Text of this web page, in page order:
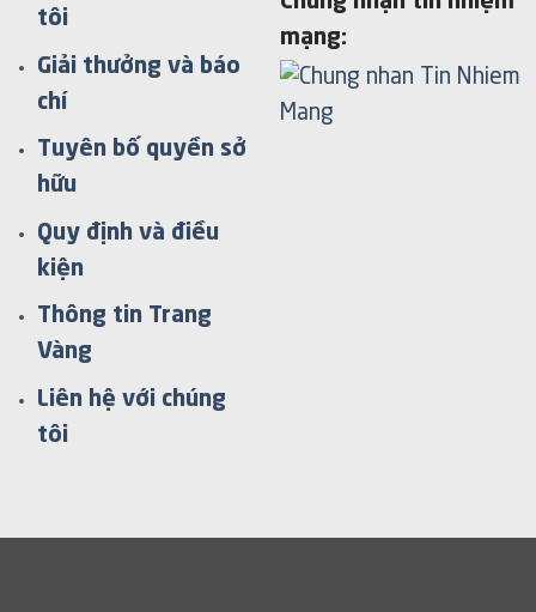
tôi
Giải thưởng và báo
chí
Tuyên bố quyền sở
hữu
Quy định và điều
kiện
Thông tin Trang
Vàng
Liên hệ với chúng
tôi
mạng: